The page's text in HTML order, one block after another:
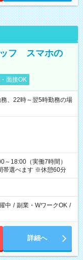
ッフ スマホの
面接OK
、22時～翌5時勤務の場
18:00（実働7時間）
帯選べます ※休憩60分
中 / 副業・WワークOK /
詳細へ